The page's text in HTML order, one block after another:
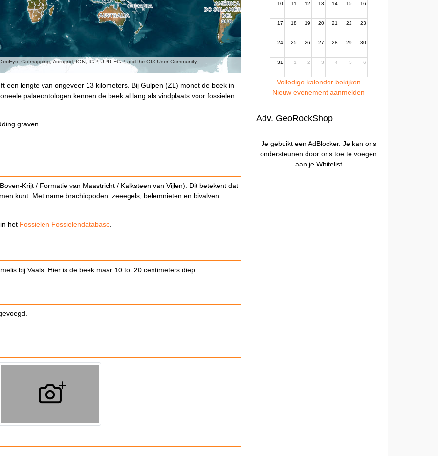
Getmapping, Aerogrid, IGN, IGP, UPR-EGP, and the GIS User Community,
een lengte van ongeveer 13 kilometers. Bij Gulpen (ZL) mondt de beek in
palaeontologen kennen de beek al lang als vindplaats voor fossielen
graven.
Krijt / Formatie van Maastricht / Kalksteen van Vijlen). Dit betekent dat
kunt. Met name brachiopoden, zeeegels, belemnieten en bivalven
het Fossielen Fossielendatabase
bij Vaals. Hier is de beek maar 10 tot 20 centimeters diep.
10 11 12 13 14 15 16
17 18 19 20 21 22 23
24 25 26 27 28 29 30
31 1 2 3 4 5 6
Volledige kalender bekijken
Nieuw evenement aanmelden
Adv. GeoRockShop
Je gebuikt een AdBlocker. Je kan ons
ondersteunen door ons toe te voegen
aan je Whitelist